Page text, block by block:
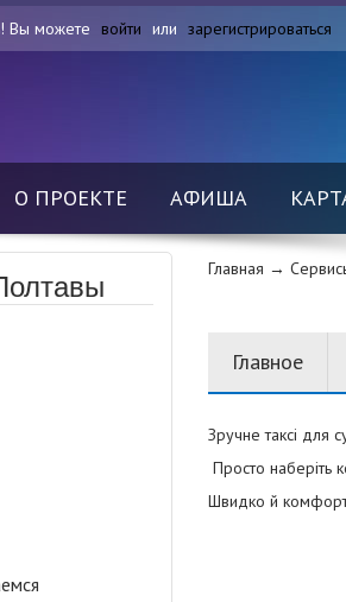
Вы можете войти или зарегистрироваться
О ПРОЕКТЕ АФИША
Главная →
Главное
Зручне таксі для
Просто наберіть
Швидко й